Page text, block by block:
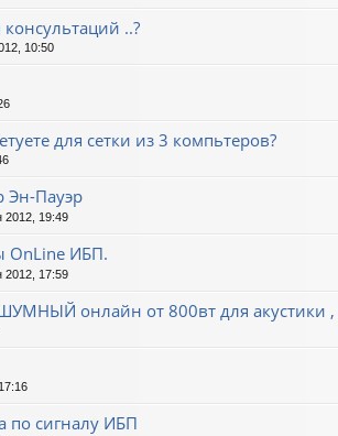
..?
10:50
для сетки из 3 компьтеров?
Эн-Пауэр
2012, 19:49
OnLine ИБП.
2012, 17:59
онлайн от 800вт для акустики ,
по сигналу ИБП